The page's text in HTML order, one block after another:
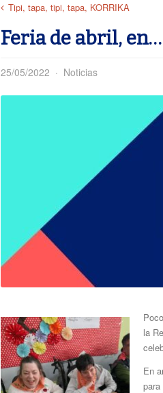
Tipi, tapa, tipi, tapa, KORRIKA
Feria de abril, en…
25/05/2022 Noticias
la
En